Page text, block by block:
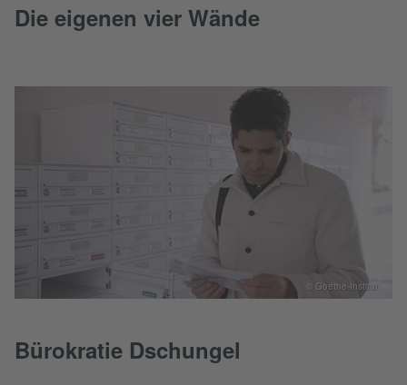
Die eigenen vier Wände
Bürokratie Dschungel
© Goethe-Institut